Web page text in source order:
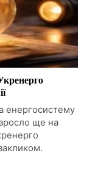
енергосистему
ще на